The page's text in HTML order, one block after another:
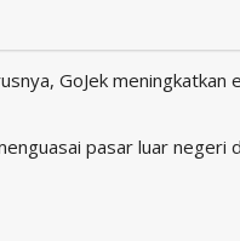
GoJek
pasar luar negeri